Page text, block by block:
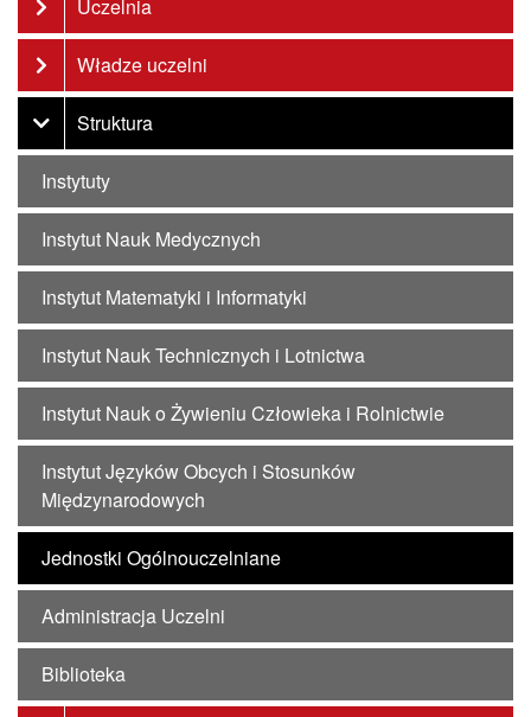
Uczelnia
Władze uczelni
Struktura
Instytuty
Instytut Nauk Medycznych
Instytut Matematyki i Informatyki
Instytut Nauk Technicznych i Lotnictwa
Instytut Nauk o Żywieniu Człowieka i Rolnictwie
Instytut Języków Obcych i Stosunków
Międzynarodowych
Jednostki Ogólnouczelniane
Administracja Uczelni
Biblioteka